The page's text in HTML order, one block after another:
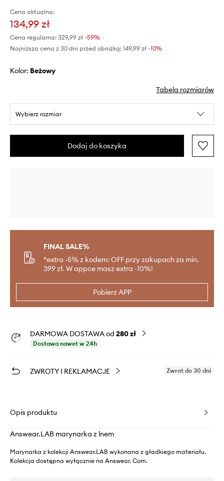
Cena aktualna:
134,99 zł
Cena regularna: 329,99 zł -59%
Najniższa cena z 30 dni przed obniżką: 149,99 zł -10%
Kolor: beżowy
Tabela rozmiarów
Wybierz rozmiar
Dodaj do koszyka
FINAL SALE%
*extra -5% z kodem: OFF przy zakupach za min.
399 zł. W appce masz extra -10%!
Pobierz APP
DARMOWA DOSTAWA od 280 zł
Dostawa nawet w 24h
ZWROTY I REKLAMACJE Zwrot do 30 dni
Opis produktu
Answear.LAB marynarka z lnem
Marynarka z kolekcji Answear.LAB wykonana z gładkiego materiału.
Kolekcja dostępna wyłącznie na Answear. Com.